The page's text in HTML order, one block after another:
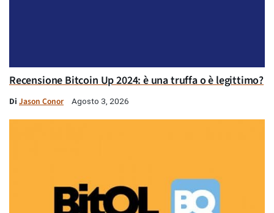
Recensione Bitcoin Up 2024: è una truffa o è legittimo?
Di Jason Conor Agosto 3, 2026